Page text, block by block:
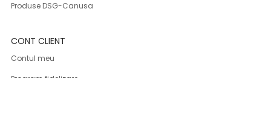
Produse DSG-Canusa
CONT CLIENT
Contul meu
Program fidelizare